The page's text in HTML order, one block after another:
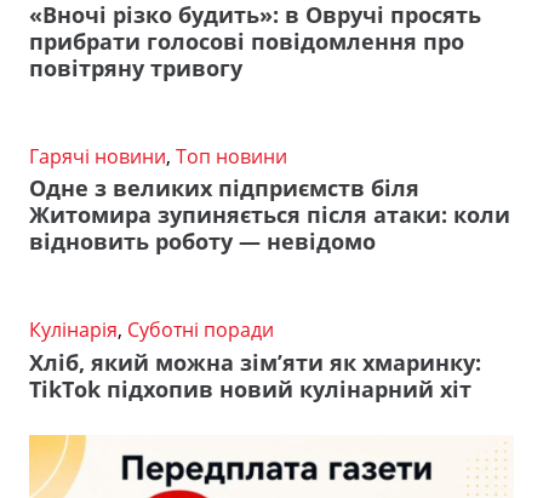
«Вночі різко будить»: в Овручі просять
прибрати голосові повідомлення про
повітряну тривогу
Гарячі новини, Топ новини
Одне з великих підприємств біля
Житомира зупиняється після атаки: коли
відновить роботу — невідомо
Кулінарія, Суботні поради
Хліб, який можна зім’яти як хмаринку:
TikTok підхопив новий кулінарний хіт